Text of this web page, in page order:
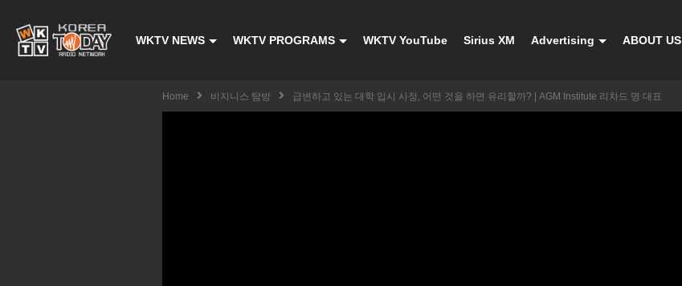
WKTV NEWS WKTV PROGRAMS WKTV YouTube Sirius XM Advertising ABOUT US
Home 비지니스 탐방 급변하고 있는 대학 입시 사정, 어떤 것을 하면 유리할까? | AGM Institute 리차드 명 대표